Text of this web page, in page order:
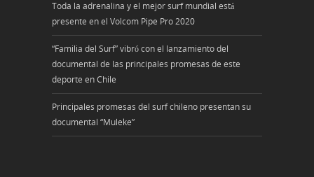
Toda la adrenalina y el mejor surf mundial está
presente en el Volcom Pipe Pro 2020
“Familia del Surf” vibró con el lanzamiento del
documental de las principales promesas de este
deporte en Chile
Principales promesas del surf chileno presentan su
documental “Muleke”